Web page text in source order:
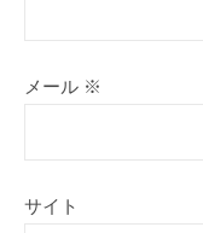
メール ※
サイト